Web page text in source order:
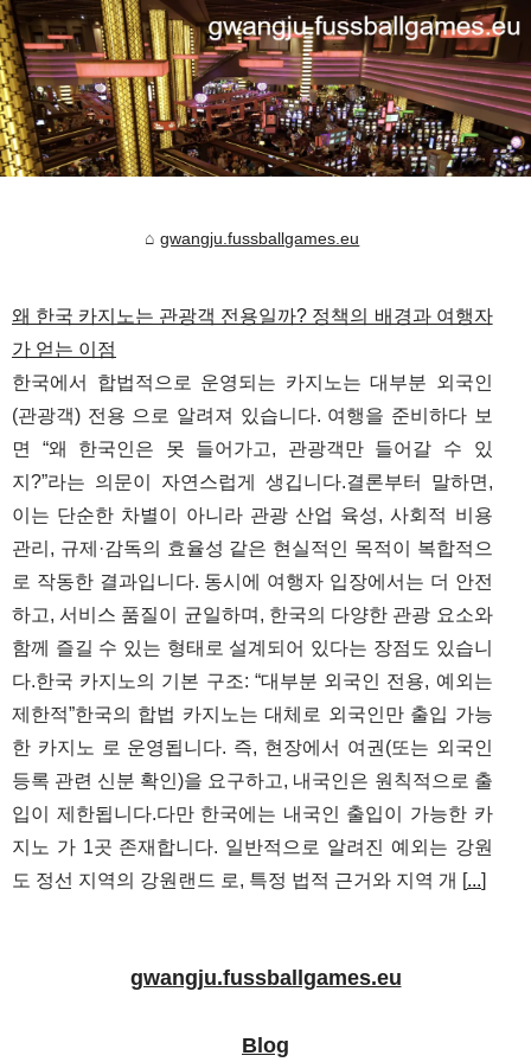
gwangju.fussballgames.eu
왜 한국 카지노는 관광객 전용일까? 정책의 배경과 여행자
가 얻는 이점
한국에서 합법적으로 운영되는 카지노는 대부분 외국인
(관광객) 전용 으로 알려져 있습니다. 여행을 준비하다 보
면 “왜 한국인은 못 들어가고, 관광객만 들어갈 수 있
지?”라는 의문이 자연스럽게 생깁니다.결론부터 말하면,
이는 단순한 차별이 아니라 관광 산업 육성, 사회적 비용
관리, 규제·감독의 효율성 같은 현실적인 목적이 복합적으
로 작동한 결과입니다. 동시에 여행자 입장에서는 더 안전
하고, 서비스 품질이 균일하며, 한국의 다양한 관광 요소와
함께 즐길 수 있는 형태로 설계되어 있다는 장점도 있습니
다.한국 카지노의 기본 구조: “대부분 외국인 전용, 예외는
제한적”한국의 합법 카지노는 대체로 외국인만 출입 가능
한 카지노 로 운영됩니다. 즉, 현장에서 여권(또는 외국인
등록 관련 신분 확인)을 요구하고, 내국인은 원칙적으로 출
입이 제한됩니다.다만 한국에는 내국인 출입이 가능한 카
지노 가 1곳 존재합니다. 일반적으로 알려진 예외는 강원
도 정선 지역의 강원랜드 로, 특정 법적 근거와 지역 개 [...]
gwangju.fussballgames.eu
Blog